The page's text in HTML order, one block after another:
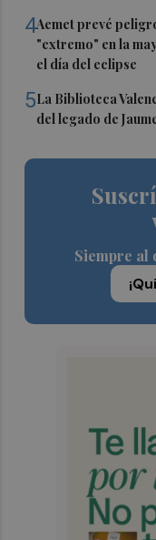
4Aemet prevé
"extremo" en la
el día del eclipse
5La Biblioteca
del legado de
Siempre al